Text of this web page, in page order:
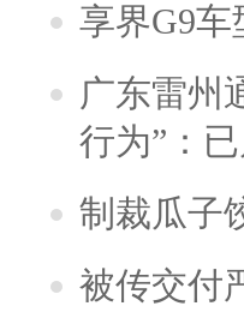
享界G9车
广东雷州
行为”：
制裁瓜子
被传交付